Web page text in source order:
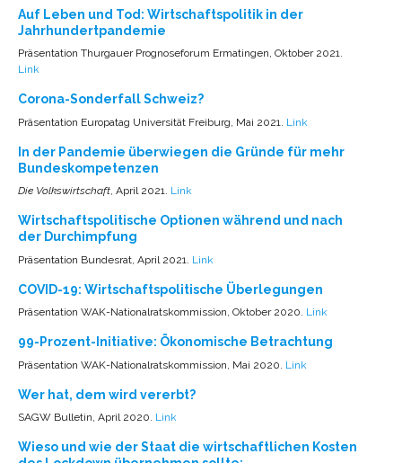
Auf Leben und Tod: Wirtschaftspolitik in der
Jahrhundertpandemie
Präsentation Thurgauer Prognoseforum Ermatingen, Oktober 2021.
Link
Corona-Sonderfall Schweiz?
Präsentation Europatag Universität Freiburg, Mai 2021. Link
In der Pandemie überwiegen die Gründe für mehr
Bundeskompetenzen
Die Volkswirtschaft, April 2021. Link
Wirtschaftspolitische Optionen während und nach
der Durchimpfung
Präsentation Bundesrat, April 2021. Link
COVID-19: Wirtschaftspolitische Überlegungen
Präsentation WAK-Nationalratskommission, Oktober 2020. Link
99-Prozent-Initiative: Ökonomische Betrachtung
Präsentation WAK-Nationalratskommission, Mai 2020. Link
Wer hat, dem wird vererbt?
SAGW Bulletin, April 2020. Link
Wieso und wie der Staat die wirtschaftlichen Kosten